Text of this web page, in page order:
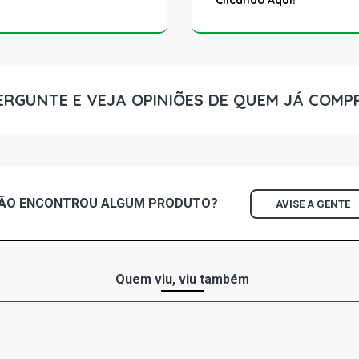
E VEJA OPINIÕES DE QUEM JÁ
ENCONTROU ALGUM PRODUTO? AVISE A GENTE
Quem viu, viu também